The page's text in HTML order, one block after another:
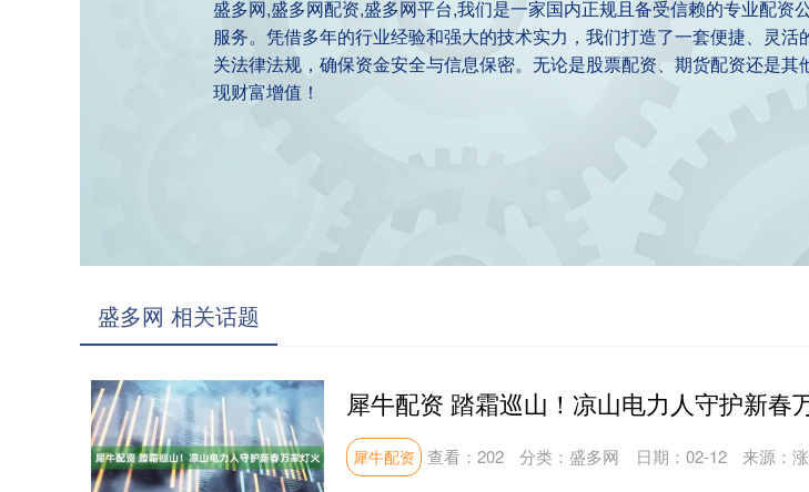
盛多网,盛多网配资,盛多网平台,我们是一家国内正规且备受信赖的专业配
服务。凭借多年的行业经验和强大的技术实力，我们打造了一套便捷、灵
关法律法规，确保资金安全与信息保密。无论是股票配资、期货配资还是
现财富增值！
盛多网 相关话题
犀牛配资 日期：02-12 来源：
查看： 202 分类： 盛多网